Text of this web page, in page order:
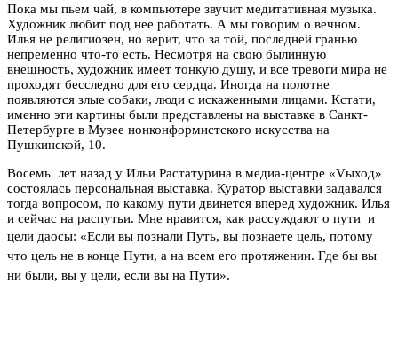
Пока мы пьем чай, в компьютере звучит медитативная музыка.
Художник любит под нее работать. А мы говорим о вечном.
Илья не религиозен, но верит, что за той, последней гранью
непременно что-то есть. Несмотря на свою былинную
внешность, художник имеет тонкую душу, и все тревоги мира не
проходят бесследно для его сердца. Иногда на полотне
появляются злые собаки, люди с искаженными лицами. Кстати,
именно эти картины были представлены на выставке в Санкт-
Петербурге в Музее нонконформистского искусства на
Пушкинской, 10.
Восемь лет назад у Ильи Растатурина в медиа-центре «Vыход»
состоялась персональная выставка. Куратор выставки задавался
тогда вопросом, по какому пути двинется вперед художник. Илья
и сейчас на распутьи. Мне нравится, как рассуждают о пути и
цели даосы: «Если вы познали Путь, вы познаете цель, потому
что цель не в конце Пути, а на всем его протяжении. Где бы вы
ни были, вы у цели, если вы на Пути».